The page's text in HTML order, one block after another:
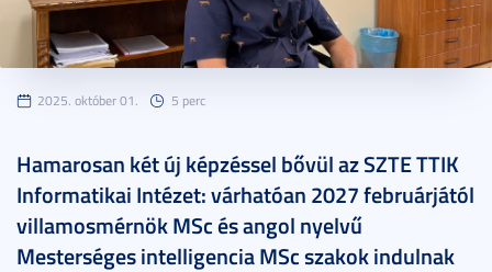
2025. október 01. 5 perc
Hamarosan két új képzéssel bővül az SZTE TTIK
Informatikai Intézet: várhatóan 2027 februárjától
villamosmérnök MSc és angol nyelvű
Mesterséges intelligencia MSc szakok indulnak